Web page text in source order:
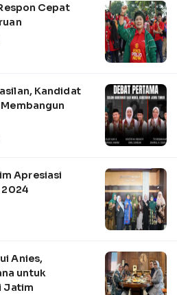
Cepat
Kandidat
Apresiasi
2024
Anies,
untuk
Jatim